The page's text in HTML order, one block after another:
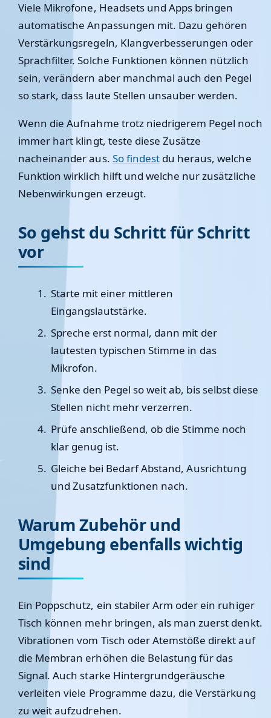
Viele Mikrofone, Headsets und Apps bringen
automatische Anpassungen mit. Dazu gehören
Verstärkungsregeln, Klangverbesserungen oder
Sprachfilter. Solche Funktionen können nützlich
sein, verändern aber manchmal auch den Pegel
so stark, dass laute Stellen unsauber werden.
Wenn die Aufnahme trotz niedrigerem Pegel noch
immer hart klingt, teste diese Zusätze
nacheinander aus. So findestdu heraus, welche
Funktion wirklich hilft und welche nur zusätzliche
Nebenwirkungen erzeugt.
So gehst du Schritt für Schritt
vor
Starte mit einer mittleren
Eingangslautstärke.
Spreche erst normal, dann mit der
lautesten typischen Stimme in das
Mikrofon.
Senke den Pegel so weit ab, bis selbst diese
Stellen nicht mehr verzerren.
Prüfe anschließend, ob die Stimme noch
klar genug ist.
Gleiche bei Bedarf Abstand, Ausrichtung
und Zusatzfunktionen nach.
Warum Zubehör und
Umgebung ebenfalls wichtig
sind
Ein Poppschutz, ein stabiler Arm oder ein ruhiger
Tisch können mehr bringen, als man zuerst denkt.
Vibrationen vom Tisch oder Atemstöße direkt auf
die Membran erhöhen die Belastung für das
Signal. Auch starke Hintergrundgeräusche
verleiten viele Programme dazu, die Verstärkung
zu weit aufzudrehen.